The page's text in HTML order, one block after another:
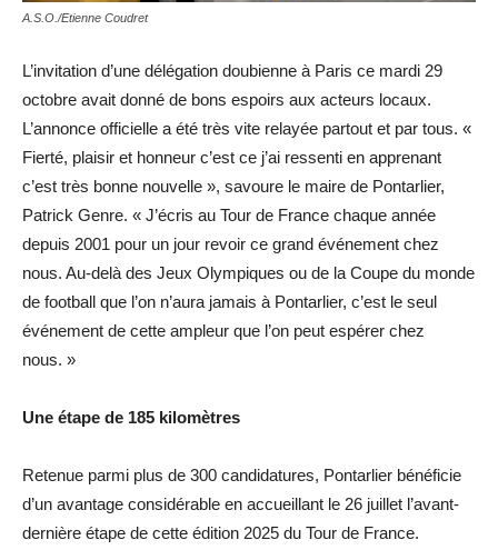
A.S.O./Etienne Coudret
L’invitation d’une délégation doubienne à Paris ce mardi 29
octobre avait donné de bons espoirs aux acteurs locaux.
L’annonce officielle a été très vite relayée partout et par tous. «
Fierté, plaisir et honneur c’est ce j’ai ressenti en apprenant
c’est très bonne nouvelle », savoure le maire de Pontarlier,
Patrick Genre. « J’écris au Tour de France chaque année
depuis 2001 pour un jour revoir ce grand événement chez
nous. Au-delà des Jeux Olympiques ou de la Coupe du monde
de football que l’on n’aura jamais à Pontarlier, c’est le seul
événement de cette ampleur que l’on peut espérer chez
nous. »
Une étape de 185 kilomètres
Retenue parmi plus de 300 candidatures, Pontarlier bénéficie
d’un avantage considérable en accueillant le 26 juillet l’avant-
dernière étape de cette édition 2025 du Tour de France.